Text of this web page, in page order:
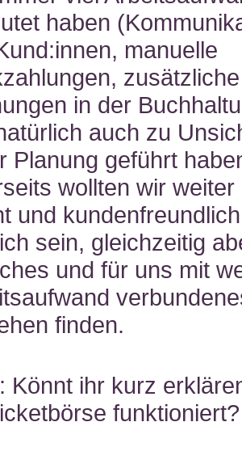
haben
manuelle
zusätzliche
in der
auch zu
Planung geführt
wollten wir weiter
und
sein, gleichzeitig
und für uns mit
finden.
Könnt ihr kurz
funktioniert?